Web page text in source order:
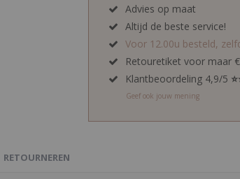
Advies op maat
Altijd de beste service!
Voor 12.00u besteld,
Retouretiket voor maar
Klantbeoordeling 4,9/5
Geef ook jouw mening
RETOURNEREN